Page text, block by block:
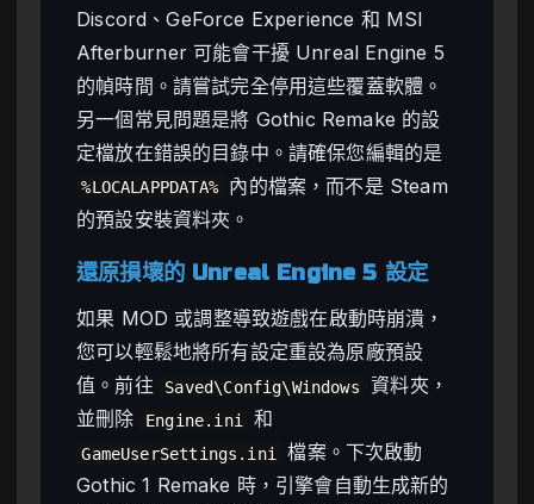
Discord、GeForce Experience 和 MSI
Afterburner 可能會干擾 Unreal Engine 5
的幀時間。請嘗試完全停用這些覆蓋軟體。
另一個常見問題是將 Gothic Remake 的設
定檔放在錯誤的目錄中。請確保您編輯的是
%LOCALAPPDATA%
內的檔案，而不是 Steam
的預設安裝資料夾。
還原損壞的 Unreal Engine 5 設定
如果 MOD 或調整導致遊戲在啟動時崩潰，
您可以輕鬆地將所有設定重設為原廠預設
值。前往
Saved\Config\Windows
資料夾，
並刪除
Engine.ini 和
GameUserSettings.ini
檔案。下次啟動
Gothic 1 Remake 時，引擎會自動生成新的